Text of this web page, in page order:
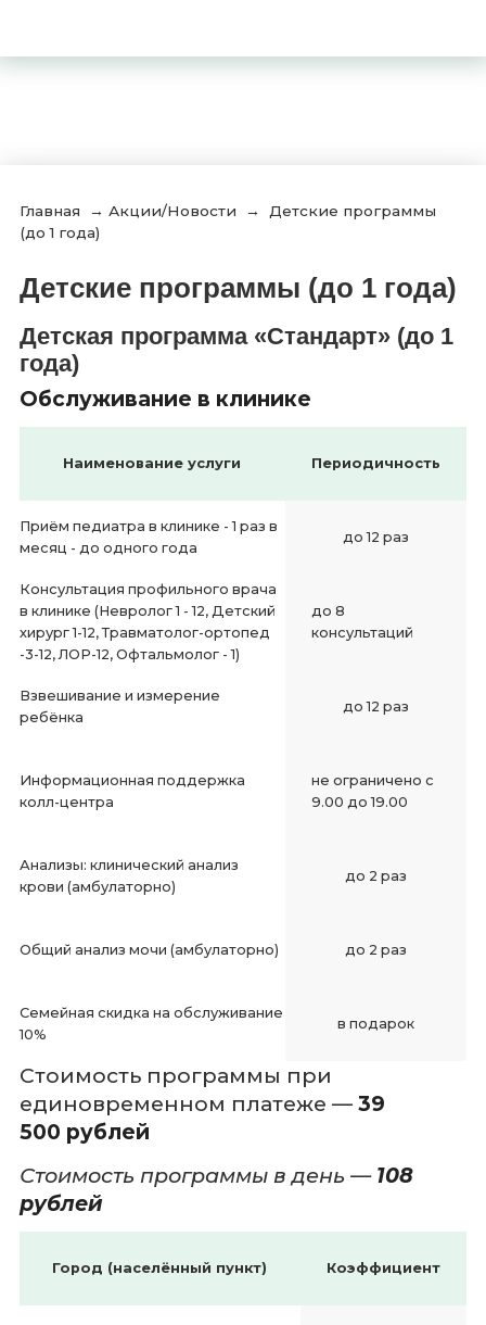
Главная → Акции/Новости →
Детские программы
(до 1 года)
Детские программы (до 1 года)
Детская программа «Стандарт» (до 1
года)
Обслуживание в клинике
Наименование услуги Периодичность
Приём педиатра в клинике - 1 раз в
месяц - до одного года
до 12 раз
Консультация профильного врача
в клинике (Невролог 1 - 12, Детский
хирург 1-12, Травматолог-ортопед
-3-12, ЛОР-12, Офтальмолог - 1)
до 8
консультаций
Взвешивание и измерение
ребёнка
до 12 раз
Информационная поддержка
колл-центра
не ограничено с
9.00 до 19.00
Анализы: клинический анализ
крови (амбулаторно)
до 2 раз
Общий анализ мочи (амбулаторно) до 2 раз
Семейная скидка на обслуживание
10%
в подарок
Стоимость программы при
единовременном платеже — 39
500 рублей
Стоимость программы в день — 108
рублей
Город (населённый пункт) Коэффициент